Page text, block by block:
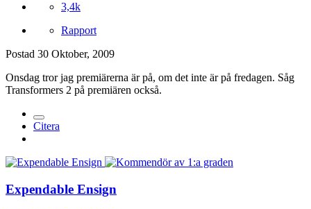
3,4k
Rapport
Postad 30 Oktober, 2009
Onsdag tror jag premiärerna är på, om det inte är på fredagen. Såg
Transformers 2 på premiären också.
Citera
Expendable Ensign